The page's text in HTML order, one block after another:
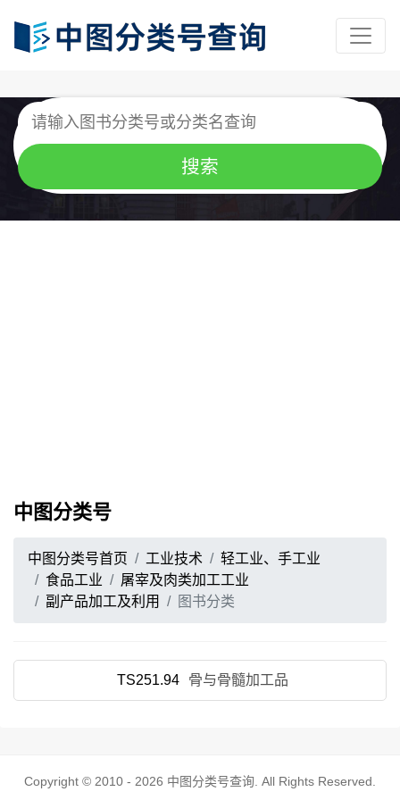
中图分类号
中图分类号首页 工业技术
轻工业、手工业
食品工业
屠宰及肉类加工工业
副产品加工及利用
图书分类
TS251.94 骨与骨髓加工品
Copyright © 2010 - 2026 中图分类号查询 . All Rights Reserved.